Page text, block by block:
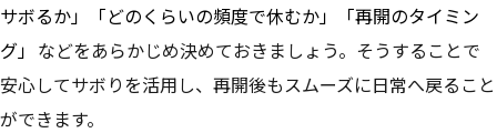
サボるか」「どのくらいの頻度で休むか」「再開のタイミン
グ」 などをあらかじめ決めておきましょう。そうすることで
安心してサボりを活用し、再開後もスムーズに日常へ戻ること
ができます。